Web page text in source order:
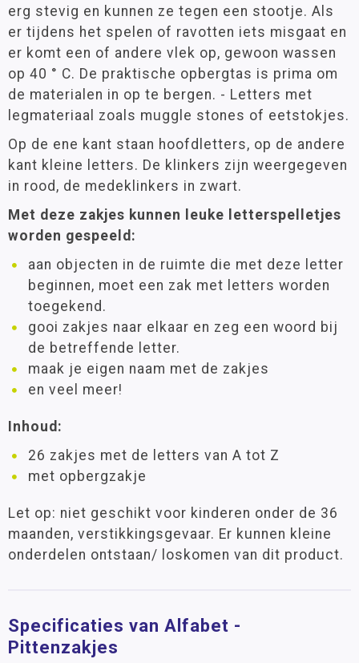
erg stevig en kunnen ze tegen een stootje. Als
er tijdens het spelen of ravotten iets misgaat en
er komt een of andere vlek op, gewoon wassen
op 40 ° C. De praktische opbergtas is prima om
de materialen in op te bergen. - Letters met
legmateriaal zoals muggle stones of eetstokjes.
Op de ene kant staan hoofdletters, op de andere
kant kleine letters. De klinkers zijn weergegeven
in rood, de medeklinkers in zwart.
Met deze zakjes kunnen leuke letterspelletjes
worden gespeeld:
aan objecten in de ruimte die met deze letter
beginnen, moet een zak met letters worden
toegekend.
gooi zakjes naar elkaar en zeg een woord bij
de betreffende letter.
maak je eigen naam met de zakjes
en veel meer!
Inhoud:
26 zakjes met de letters van A tot Z
met opbergzakje
Let op: niet geschikt voor kinderen onder de 36
maanden, verstikkingsgevaar. Er kunnen kleine
onderdelen ontstaan/ loskomen van dit product.
Specificaties van Alfabet -
Pittenzakjes